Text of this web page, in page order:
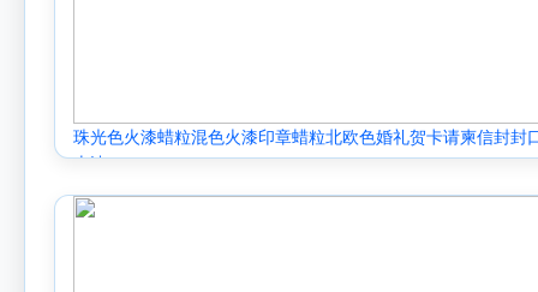
珠光色火漆蜡粒混色火漆印章蜡粒北欧色婚礼贺卡请柬信封封
火漆